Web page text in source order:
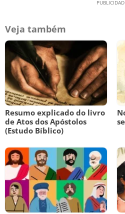
Veja também
Resumo explicado do livro
de Atos dos Apóstolos
(Estudo Bíblico)